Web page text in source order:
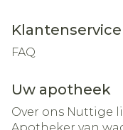
Klantenservice
FAQ
Uw apotheek
Over ons Nuttige